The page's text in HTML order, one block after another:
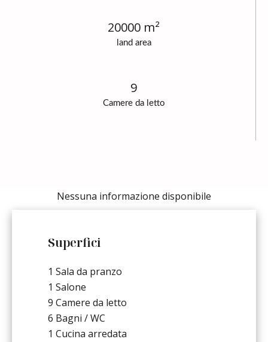
land area
20000 m²
Camere da letto
9
Nessuna informazione disponibile
Superfici
1 Sala da pranzo
1 Salone
9 Camere da letto
6 Bagni / WC
1 Cucina arredata